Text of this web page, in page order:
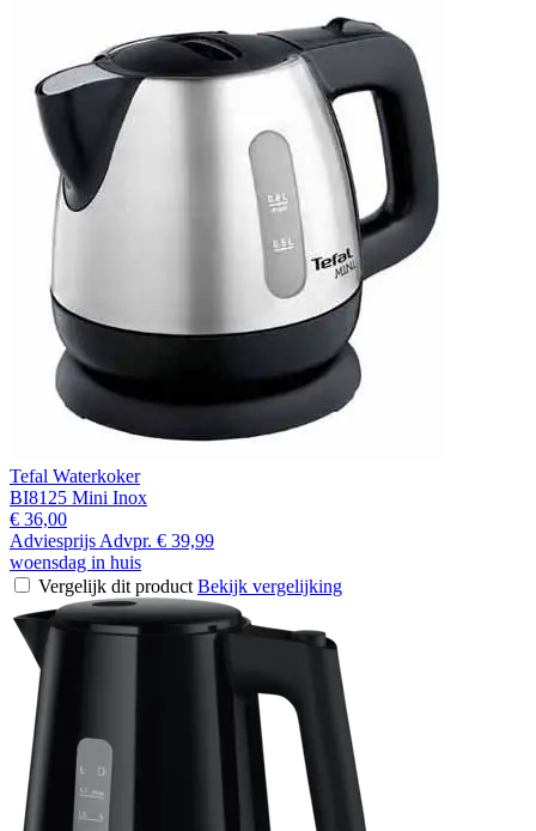
Tefal Waterkoker
BI8125 Mini Inox
€ 36,00
Adviesprijs Advpr. € 39,99
woensdag in huis
Vergelijk dit product Bekijk vergelijking